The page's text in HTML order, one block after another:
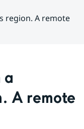
region. A remote
a
A remote